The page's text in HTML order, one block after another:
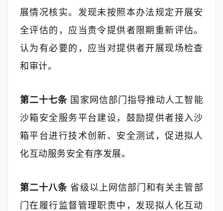
展情况核实。发现未按照本办法规定开展安
全评估的，应当责令提供者限期重新评估。
认为有必要的，应当对提供者开展现场检查
和审计。
第二十七条 国家网信部门指导推动人工智能
沙箱安全服务平台建设，鼓励提供者接入沙
箱平台进行技术创新、安全测试，促进拟人
化互动服务安全有序发展。
第二十八条 省级以上网信部门和有关主管部
门在履行监督管理职责中，发现拟人化互动